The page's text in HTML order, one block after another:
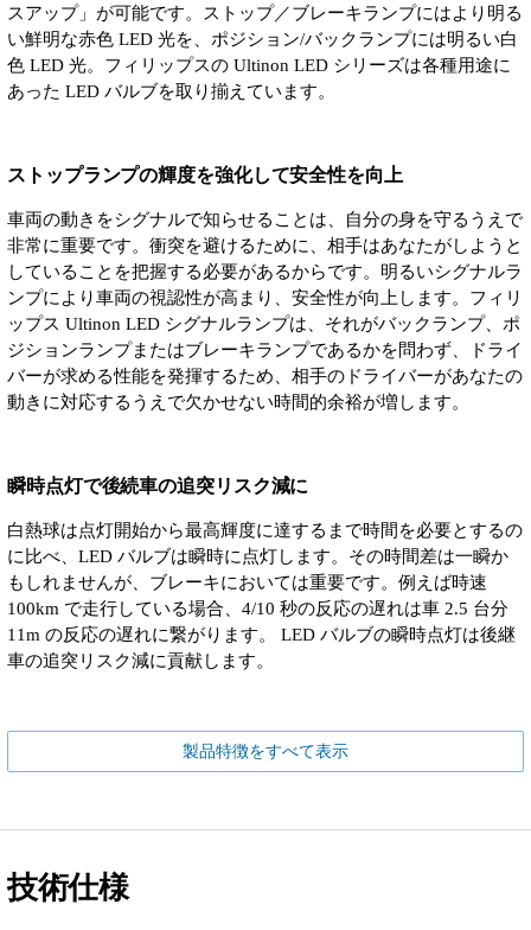
スアップ」が可能です。ストップ／ブレーキランプにはより明る
い鮮明な赤色 LED 光を、ポジション/バックランプには明るい白
色 LED 光。フィリップスの Ultinon LED シリーズは各種用途に
あった LED バルブを取り揃えています。
ストップランプの輝度を強化して安全性を向上
車両の動きをシグナルで知らせることは、自分の身を守るうえで
非常に重要です。衝突を避けるために、相手はあなたがしようと
していることを把握する必要があるからです。明るいシグナルラ
ンプにより車両の視認性が高まり、安全性が向上します。フィリ
ップス Ultinon LED シグナルランプは、それがバックランプ、ポ
ジションランプまたはブレーキランプであるかを問わず、ドライ
バーが求める性能を発揮するため、相手のドライバーがあなたの
動きに対応するうえで欠かせない時間的余裕が増します。
瞬時点灯で後続車の追突リスク減に
白熱球は点灯開始から最高輝度に達するまで時間を必要とするの
に比べ、LED バルブは瞬時に点灯します。その時間差は一瞬か
もしれませんが、ブレーキにおいては重要です。例えば時速
100km で走行している場合、4/10 秒の反応の遅れは車 2.5 台分
11m の反応の遅れに繋がります。 LED バルブの瞬時点灯は後継
車の追突リスク減に貢献します。
製品特徴をすべて表示
技術仕様